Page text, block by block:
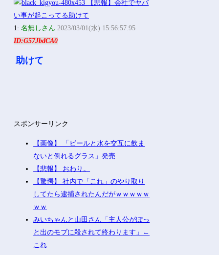
1:名無しさん 2023/03/01(水) 15:56:57.95
ID:G57JbdCA0
助けて
スポンサーリンク
【画像】 「ビールと水を交互に飲ま
ないと倒れるグラス」発売
【悲報】 おわり。
【驚愕】 社内で「これ」のやり取り
してたら逮捕されたんだがｗｗｗｗｗ
ｗｗ
みいちゃんと山田さん「主人公がぽっ
と出のモブに殺されて終わります」←
これ